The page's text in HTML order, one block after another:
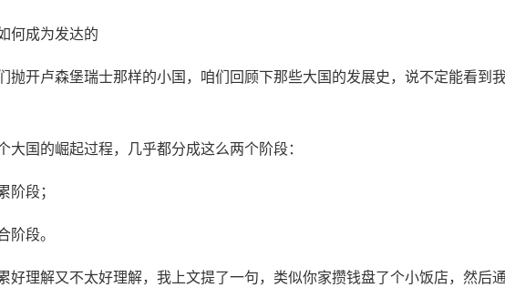
何成为发达的
抛开卢森堡瑞士那样的小国，咱们回顾下那些大国的发展史，说不定能看到
大国的崛起过程，几乎都分成这么两个阶段：
阶段；
阶段。
好理解又不太好理解，我上文提了一句，类似你家攒钱盘了个小饭店，然后通